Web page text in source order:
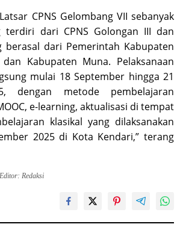
CPNS Gelombang VII sebanyak
terdiri dari CPNS Golongan III dan
berasal dari Pemerintah Kabupaten
Kabupaten Muna. Pelaksanaan
mulai 18 September hingga 21
dengan metode pembelajaran
e-learning, aktualisasi di tempat
klasikal yang dilaksanakan
2025 di Kota Kendari,” terang
Editor: Redaksi